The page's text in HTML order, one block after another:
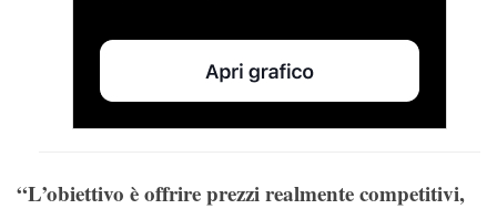
“L’obiettivo è offrire prezzi realmente competitivi,